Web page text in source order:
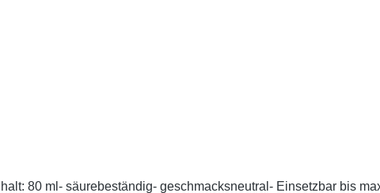
80 ml- säurebeständig- geschmacksneutral- Einsetzbar bis